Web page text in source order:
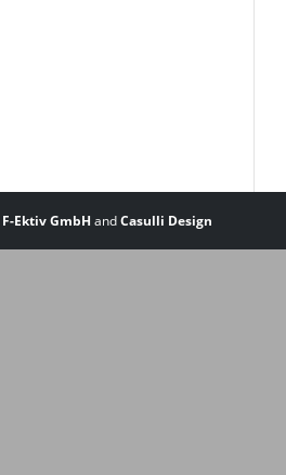
F-Ektiv GmbH andCasulli Design